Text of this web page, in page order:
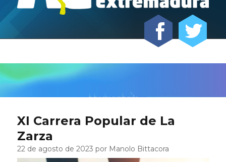
XI Carrera Popular de La
Zarza
22 de agosto de 2023 por Manolo Bittacora